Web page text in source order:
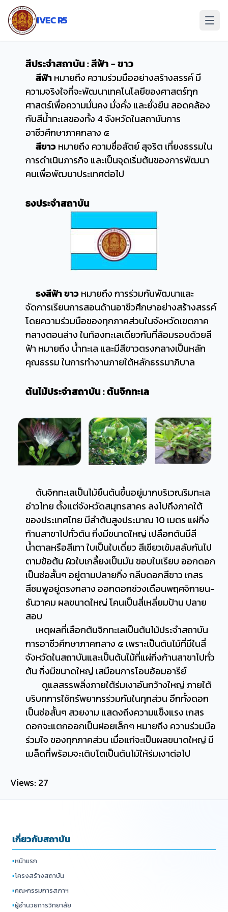
ข้าม
IVEC R5
สีประจำสถาบัน: สีฟ้า - ขาว
สีฟ้าหมายถึง ความร่วมมืออย่างสร้างสรรค์ มี
ความจริงใจที่จะพัฒนาเทคโนโลยีของศาสตร์ทุก
ศาสตร์เพื่อความมั่นคง มั่งคั่ง และยั่งยืน สอดคล้อง
กับสีน้ำทะเลของทั้ง 4 จังหวัดในสถาบันการ
อาชีวศึกษาภาคกลาง ๕
สีขาวหมายถึง ความซื่อสัตย์ สุจริต เที่ยงธรรมใน
การดำเนินภารกิจ และเป็นจุดเริ่มต้นของการพัฒนา
คนเพื่อพัฒนาประเทศต่อไป
ธงประจำสถาบัน
ธงสีฟ้า ขาวหมายถึง การร่วมกันพัฒนาและ
จัดการเรียนการสอนด้านอาชีวศึกษาอย่างสร้างสรรค์
โดยความร่วมมือของทุกภาคส่วนในจังหวัดเขตภาค
กลางตอนล่าง ในท้องทะเลเดียวกันที่ล้อมรอบด้วยสี
ฟ้า หมายถึง น้ำทะเล และมีสีขาวตรงกลางเป็นหลัก
คุณธรรม ในการทำงานภายใต้หลักธรรมาภิบาล
ต้นไม้ประจำสถาบัน : ต้นจิกทะเล
ต้นจิกทะเลเป็นไม้ยืนต้นขึ้นอยู่มากบริเวณริมทะเล
อ่าวไทย ตั้งแต่จังหวัดสมุทรสาคร ลงไปถึงภาคใต้
ของประเทศไทย มีลำต้นสูงประมาณ 10 เมตร แผ่กิ่ง
ก้านสาขาไปทั่วต้น กิ่งมีขนาดใหญ่ เปลือกต้นมีสี
น้ำตาลหรือสีเทา ใบเป็นใบเดี่ยว สีเขียวเข้มสลับกันไป
ตามข้อต้น ผิวใบเกลี้ยงเป็นมัน ขอบใบเรียบ ออกดอก
เป็นช่อสั้นๆ อยู่ตามปลายกิ่ง กลีบดอกสีขาว เกสร
สีชมพูอยู่ตรงกลาง ออกดอกช่วงเดือนพฤศจิกายน-
ธันวาคม ผลขนาดใหญ่ โคนเป็นสี่เหลี่ยมป้าน ปลาย
สอบ
เหตุผลที่เลือกต้นจิกทะเลเป็นต้นไม้ประจำสถาบัน
การอาชีวศึกษาภาคกลาง ๕ เพราะเป็นต้นไม้ที่มีในสี่
จังหวัดในสถาบันและเป็นต้นไม้ที่แผ่กิ่งก้านสาขาไปทั่ว
ต้น กิ่งมีขนาดใหญ่ เสมือนการโอบอ้อมอารีย์
ดูแลสรรพสิ่งภายใต้ร่มเงาอันกว้างใหญ่ ภายใต้
บริบทการใช้ทรัพยากรร่วมกันในทุกส่วน อีกทั้งดอก
เป็นช่อสั้นๆ สวยงาม แสดงถึงความแข็งแรง เกสร
ดอกจะแตกออกเป็นฝอยเล็กๆ หมายถึง ความร่วมมือ
ร่วมใจ ของทุกภาคส่วน เมื่อแก่จะเป็นผลขนาดใหญ่ มี
เมล็ดที่พร้อมจะเติบโตเป็นต้นไม้ให้ร่มเงาต่อไป
Views: 27
เกี่ยวกับสถาบัน
▪หน้าแรก
▪โครงสร้างสถาบัน
▪คณะกรรมการสภาฯ
▪ผู้อำนวยการวิทยาลัย